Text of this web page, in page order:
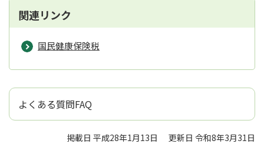
関連リンク
国民健康保険税
よくある質問FAQ
掲載日 平成28年1月13日 更新日 令和8年3月31日